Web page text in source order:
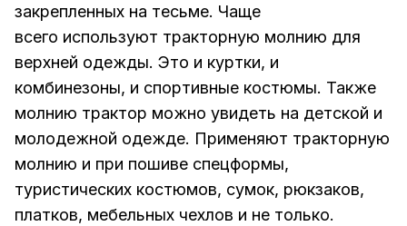
закрепленных на тесьме. Чаще
всего используют тракторную молнию для
верхней одежды. Это и куртки, и
комбинезоны, и спортивные костюмы. Также
молнию трактор можно увидеть на детской и
молодежной одежде. Применяют тракторную
молнию и при пошиве спецформы,
туристических костюмов, сумок, рюкзаков,
платков, мебельных чехлов и не только.